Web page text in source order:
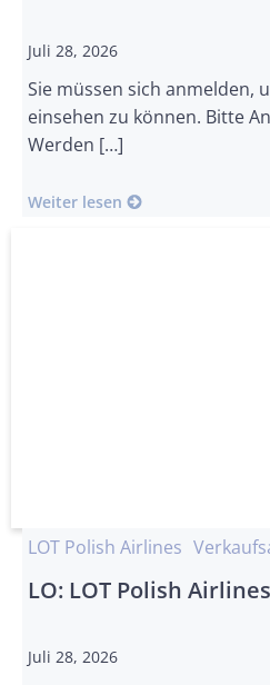
Juli 28, 2026
Sie müssen sich anmelden,
einsehen zu können. Bitte
Werden […]
Weiter lesen
LOT Polish Airlines
LO: LOT Polish Airlines
Juli 28, 2026